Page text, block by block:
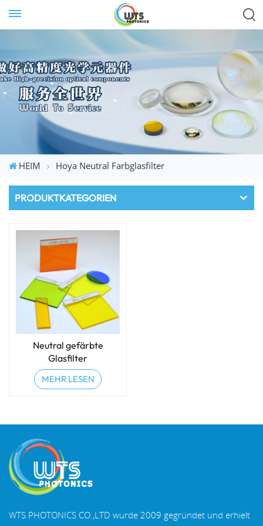
HEIM Hoya Neutral Farbglasfilter
PRODUKTKATEGORIEN
Neutral gefärbte
Glasfilter
MEHR LESEN
WTS PHOTONICS CO.,LTD wurde 2009 gegründet und erhielt